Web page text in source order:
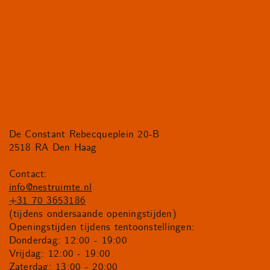
De Constant Rebecqueplein 20-B
2518 RA Den Haag
Contact:
info@nestruimte.nl
+31 70 3653186
(tijdens ondersaande openingstijden)
Openingstijden tijdens tentoonstellingen:
Donderdag: 12:00 - 19:00
Vrijdag: 12:00 - 19:00
Zaterdag: 13:00 - 20:00